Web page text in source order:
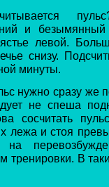
и
левой.
снизу.
минуты.
нужно сразу же
не спеша
сосчитать
лежа и стоя
тренировки. В